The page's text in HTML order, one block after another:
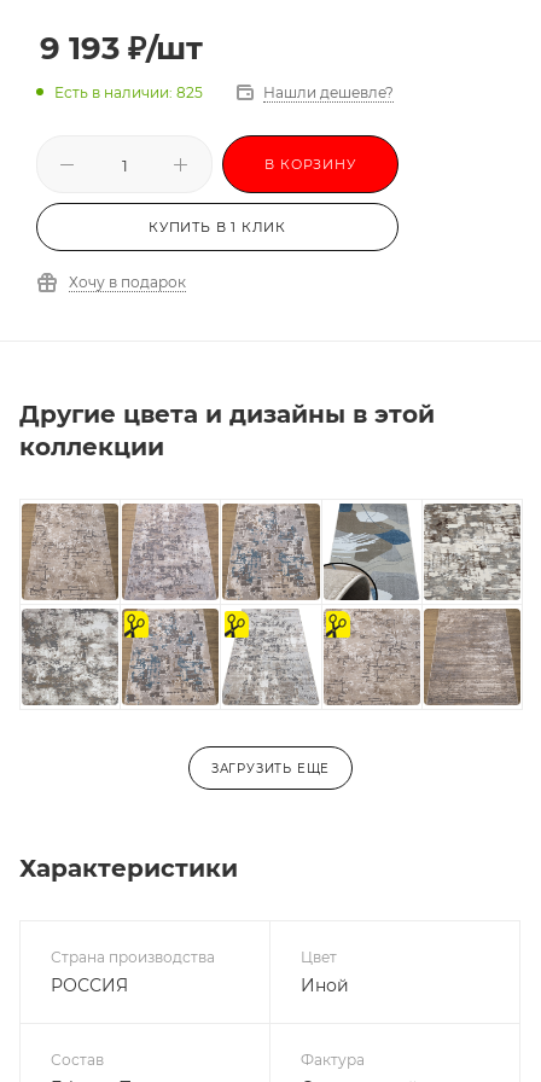
3,0х5,5 3,0х6,0
9 193 ₽/шт
Есть в наличии: 825 Нашли дешевле?
В КОРЗИНУ
КУПИТЬ В 1 КЛИК
Хочу в подарок
Другие цвета и дизайны в этой
коллекции
на
отрез
На
отрез
на
отрез
ЗАГРУЗИТЬ ЕЩЕ
Характеристики
Страна производства
РОССИЯ
Цвет
Иной
Состав Фактура